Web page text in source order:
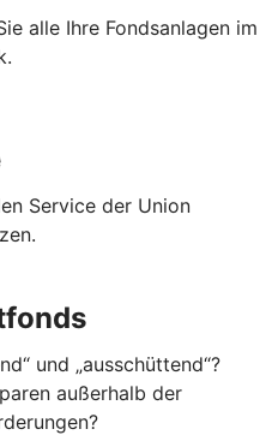
alle Ihre Fondsanlagen im
Service der Union
und „ausschüttend“?
außerhalb der